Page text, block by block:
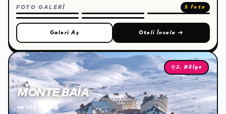
FOTO GALERİ 5 foto
Galeri Aç Oteli İncele →
2. Bölge
MONTE BAIA
🛏196 ODA🌐